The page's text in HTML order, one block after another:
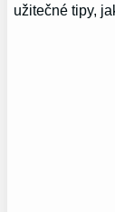
užitečné tipy,